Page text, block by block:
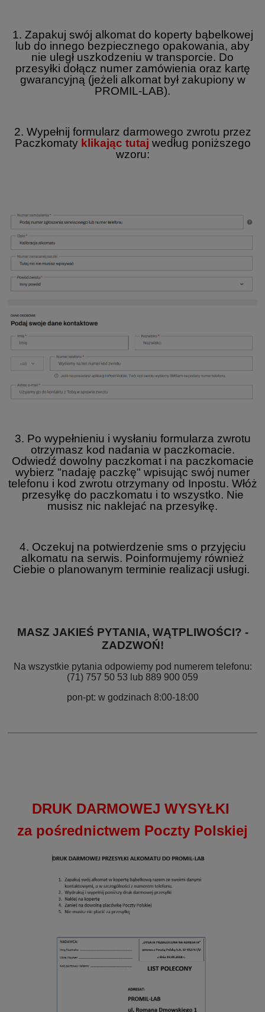
1. Zapakuj swój alkomat do koperty bąbelkowej
lub do innego bezpiecznego opakowania, aby
nie uległ uszkodzeniu w transporcie. Do
przesyłki dołącz numer zamówienia oraz kartę
gwarancyjną (jeżeli alkomat był zakupiony w
PROMIL-LAB).
2. Wypełnij formularz darmowego zwrotu przez
Paczkomaty klikając tutaj według poniższego
wzoru:
3. Po wypełnieniu i wysłaniu formularza zwrotu
otrzymasz kod nadania w paczkomacie.
Odwiedź dowolny paczkomat i na paczkomacie
wybierz "nadaję paczkę" wpisując swój numer
telefonu i kod zwrotu otrzymany od Inpostu. Włóż
przesyłkę do paczkomatu i to wszystko. Nie
musisz nic naklejać na przesyłkę.
4. Oczekuj na potwierdzenie sms o przyjęciu
alkomatu na serwis. Poinformujemy również
Ciebie o planowanym terminie realizacji usługi.
MASZ JAKIEŚ PYTANIA, WĄTPLIWOŚCI? -
ZADZWOŃ!
Na wszystkie pytania odpowiemy pod numerem telefonu:
(71) 757 50 53 lub 889 900 059
pon-pt: w godzinach 8:00-18:00
DRUK DARMOWEJ WYSYŁKI
za pośrednictwem Poczty Polskiej